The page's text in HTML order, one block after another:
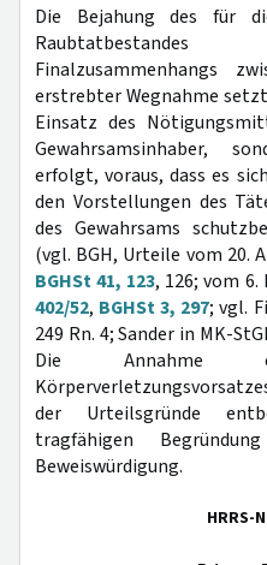
Die Bejahung des für
Finalzusammenhangs
erstrebter Wegnahme
Einsatz des
Gewahrsamsinhaber,
erfolgt, voraus, dass es
den Vorstellungen des
des Gewahrsams
(vgl. BGH, Urteile vom 20.
BGHSt 41, 123, 126; vom 6.
402/52, BGHSt 3, 297; vgl.
249 Rn. 4; Sander in MK-
Die Annahme
der Urteilsgründe
tragfähigen
Beweiswürdigung.
HRRS-